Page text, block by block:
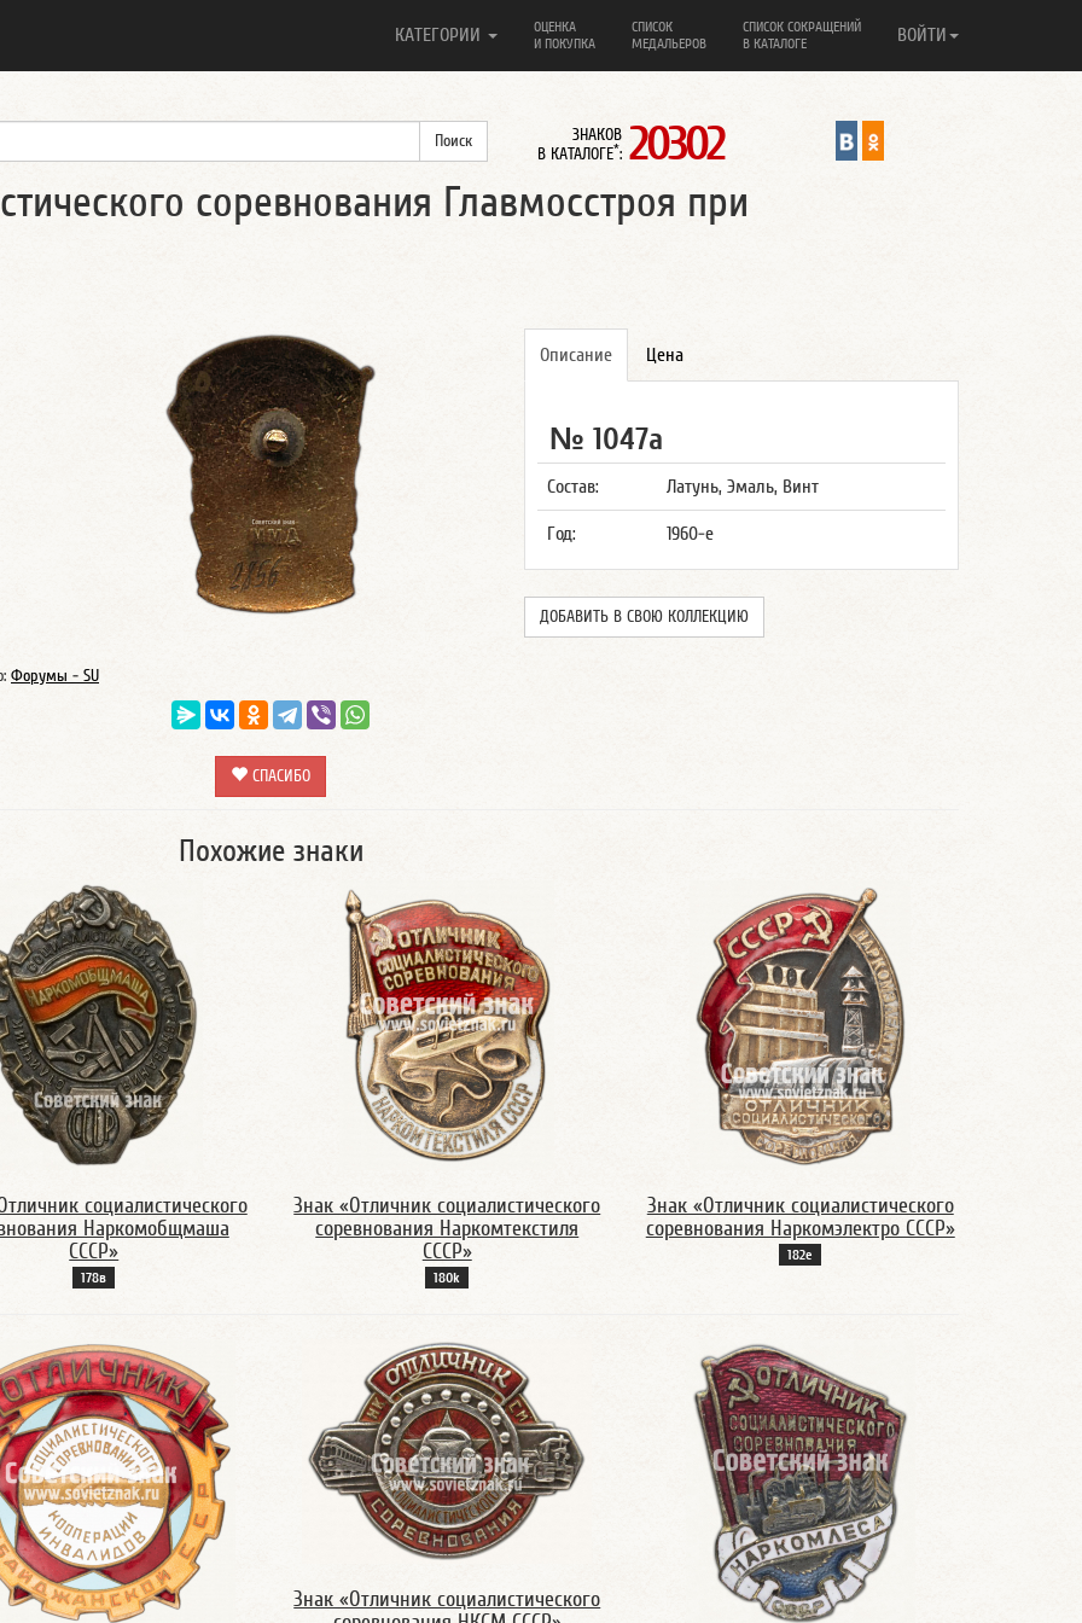
КАТЕГОРИИ
ОЦЕНКА
И ПОКУПКА
СПИСОК
МЕДАЛЬЕРОВ
СПИСОК СОКРАЩЕНИЙ
В КАТАЛОГЕ
ВОЙТИ
ЗНАКОВ
В КАТАЛОГЕ*: 20302
соревнования Главмосстроя при
Описание Цена
№ 1047а
Состав: Латунь, Эмаль, Винт
Год: 1960-е
ДОБАВИТЬ В СВОЮ КОЛЛЕКЦИЮ
Форумы - SU
СПАСИБО
Похожие знаки
социалистического
Наркомобщмаша
СССР»
178в
Знак «Отличник социалистического
соревнования Наркомтекстиля
СССР»
180k
Знак «Отличник социалистического
соревнования Наркомэлектро СССР»
182е
Знак «Отличник социалистического